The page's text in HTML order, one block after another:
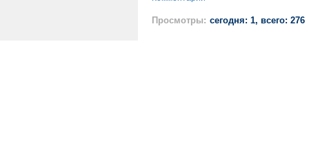
Просмотры: сегодня: 1, всего: 276